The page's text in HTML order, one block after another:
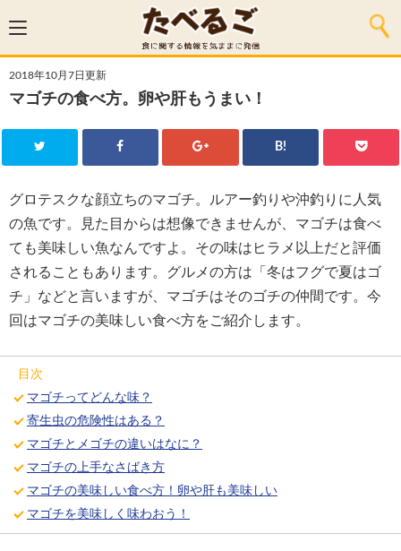
2018年10月7日更新
マゴチの食べ方。卵や肝もうまい！
B!
グロテスクな顔立ちのマゴチ。ルアー釣りや沖釣りに人気
の魚です。見た目からは想像できませんが、マゴチは食べ
ても美味しい魚なんですよ。その味はヒラメ以上だと評価
されることもあります。グルメの方は「冬はフグで夏はゴ
チ」などと言いますが、マゴチはそのゴチの仲間です。今
回はマゴチの美味しい食べ方をご紹介します。
目次
マゴチってどんな味？
寄生虫の危険性はある？
マゴチとメゴチの違いはなに？
マゴチの上手なさばき方
マゴチの美味しい食べ方！卵や肝も美味しい
マゴチを美味しく味わおう！